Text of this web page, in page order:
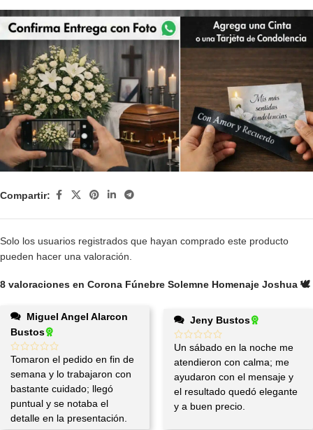
Compartir:
8 valoraciones en Corona Fúnebre Solemne Homenaje Joshua 🕊️
Bustos
Tomaron el pedido en fin de
semana y lo trabajaron con
bastante cuidado; llegó
puntual y se notaba el
detalle en la presentación.
Jeny Bustos
Un sábado en la noche me
atendieron con calma; me
ayudaron con el mensaje y
el resultado quedó elegante
y a buen precio.
Solo los usuarios registrados que hayan comprado este producto
pueden hacer una valoración.